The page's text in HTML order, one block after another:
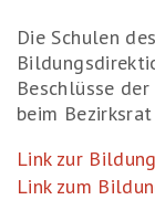
Die Schulen
Beschlüsse
beim
Link zur
Link zum